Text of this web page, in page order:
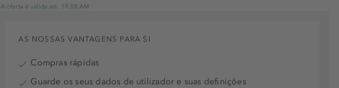
A oferta é válida até: 19.08.AM
AS NOSSAS VANTAGENS PARA SI
Compras rápidas
Guarde os seus dados de utilizador e suas definições